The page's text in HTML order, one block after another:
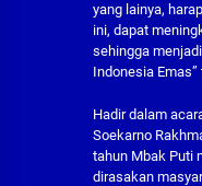
yang lainya,
ini, dapat
sehingga
Indonesia
Hadir dalam
Soekarno
tahun Mbak Puti
dirasakan